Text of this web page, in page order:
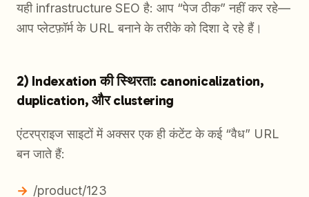
यही infrastructure SEO है: आप “पेज ठीक” नहीं कर रहे—
आप प्लेटफ़ॉर्म के URL बनाने के तरीके को दिशा दे रहे हैं।
2) Indexation की स्थिरता: canonicalization,
duplication, और clustering
एंटरप्राइज साइटों में अक्सर एक ही कंटेंट के कई “वैध” URL
बन जाते हैं:
/product/123